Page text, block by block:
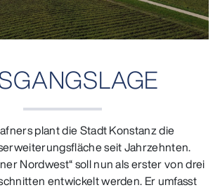
plant die Stadt Konstanz die
seit Jahrzehnten.
Nordwest“ soll nun als erster von drei
entwickelt werden. Er umfasst